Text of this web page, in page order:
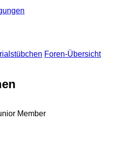
Foren-Übersicht
Member